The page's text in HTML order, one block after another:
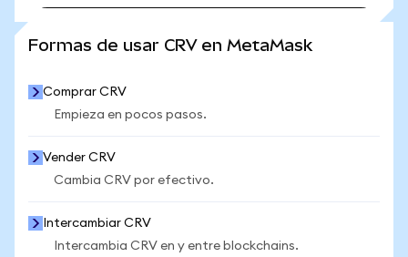
Formas de usar CRV en MetaMask
Comprar CRV
Empieza en pocos pasos.
Vender CRV
Cambia CRV por efectivo.
Intercambiar CRV
Intercambia CRV en y entre blockchains.